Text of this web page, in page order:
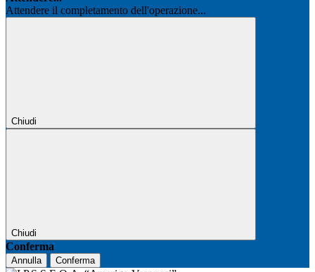
Attendere il completamento dell'operazione...
Chiudi
Chiudi
Conferma
Annulla Conferma